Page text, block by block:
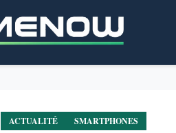
ACTUALITÉ SMARTPHONES